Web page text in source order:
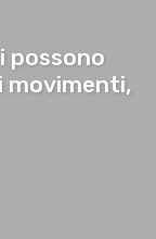
possono
movimenti,